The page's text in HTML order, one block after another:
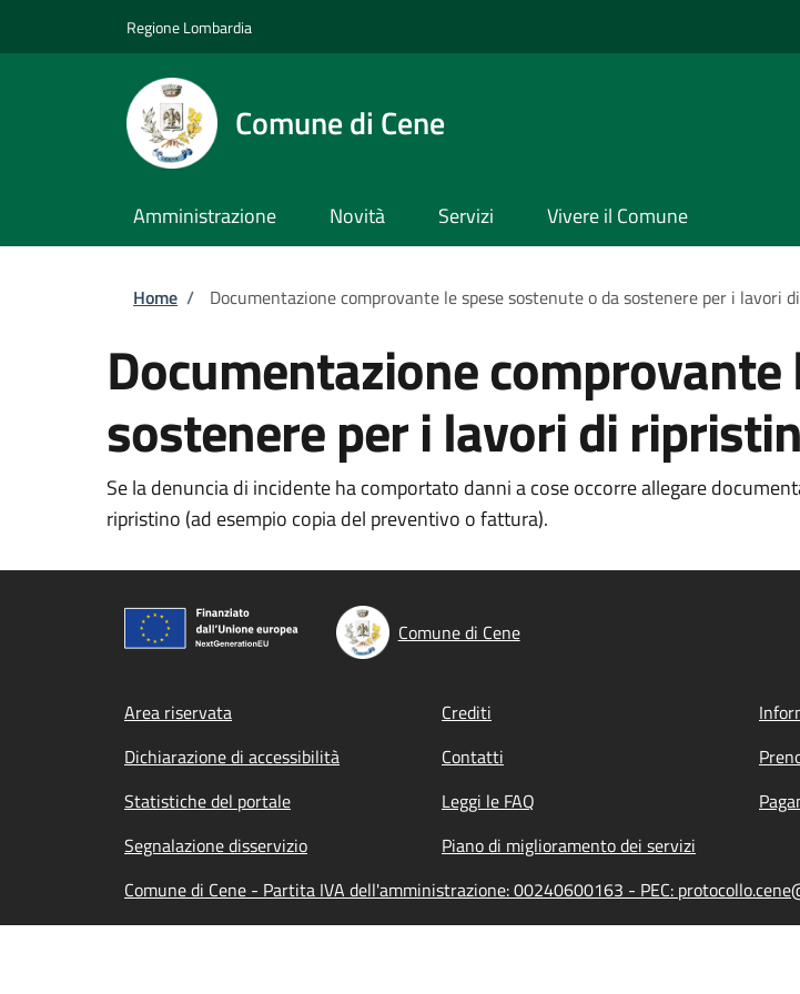
Regione Lombardia
Comune di Cene
Amministrazione Novità Servizi Vivere il Comune
Briciole di pane
Home / Documentazione comprovante le spese sostenute o da sostenere per i lavori
Documentazione
sostenere per i lavori di
Se la denuncia di incidente ha comportato danni a cose occorre allegare
ripristino (ad esempio copia del preventivo o fattura).
Comune di Cene
Footer menu
Area riservata Crediti
Dichiarazione di accessibilità
Contatti
Statistiche del portale
Leggi le FAQ
Segnalazione disservizio
Piano di miglioramento dei servizi
Comune di Cene - Partita IVA dell'amministrazione: 00240600163 - PEC: